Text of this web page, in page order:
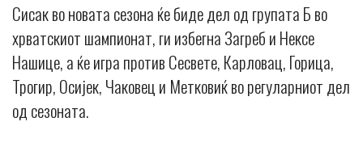
Сисак во новата сезона ќе биде дел од групата Б во
хрватскиот шампионат, ги избегна Загреб и Нексе
Нашице, а ќе игра против Сесвете, Карловац, Горица,
Трогир, Осијек, Чаковец и Метковиќ во регуларниот дел
од сезоната.